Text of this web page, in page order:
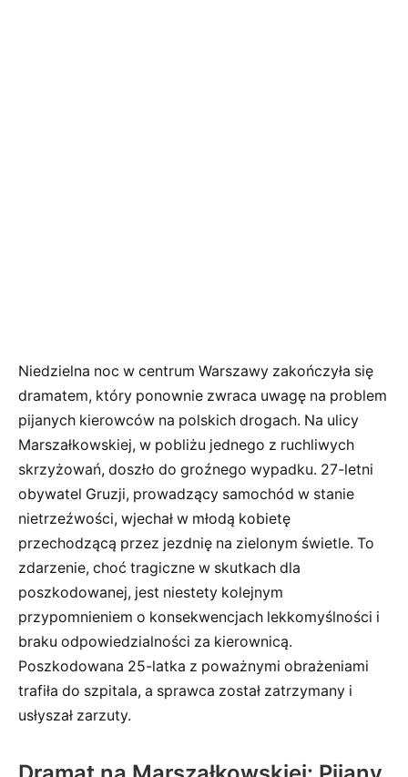
Niedzielna noc w centrum Warszawy zakończyła się
dramatem, który ponownie zwraca uwagę na problem
pijanych kierowców na polskich drogach. Na ulicy
Marszałkowskiej, w pobliżu jednego z ruchliwych
skrzyżowań, doszło do groźnego wypadku. 27-letni
obywatel Gruzji, prowadzący samochód w stanie
nietrzeźwości, wjechał w młodą kobietę
przechodzącą przez jezdnię na zielonym świetle. To
zdarzenie, choć tragiczne w skutkach dla
poszkodowanej, jest niestety kolejnym
przypomnieniem o konsekwencjach lekkomyślności i
braku odpowiedzialności za kierownicą.
Poszkodowana 25-latka z poważnymi obrażeniami
trafiła do szpitala, a sprawca został zatrzymany i
usłyszał zarzuty.